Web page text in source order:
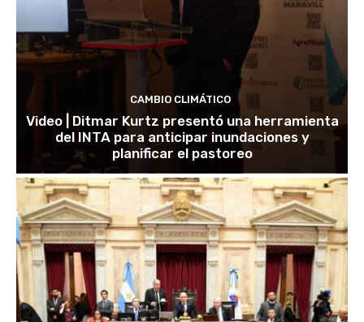
CAMBIO CLIMÁTICO
Video | Ditmar Kurtz presentó una herramienta
del INTA para anticipar inundaciones y
planificar el pastoreo